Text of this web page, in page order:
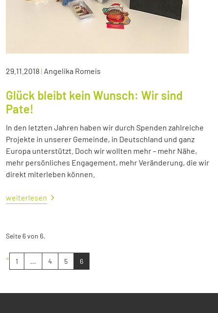
29.11.2018| Angelika Romeis
Glück bleibt kein Wunsch: Wir sind
Pate!
In den letzten Jahren haben wir durch Spenden zahlreiche
Projekte in unserer Gemeinde, in Deutschland und ganz
Europa unterstützt. Doch wir wollten mehr – mehr Nähe,
mehr persönliches Engagement, mehr Veränderung, die wir
direkt miterleben können.
weiterlesen
Seite 6 von 6.
« 1 ... 4 5 6